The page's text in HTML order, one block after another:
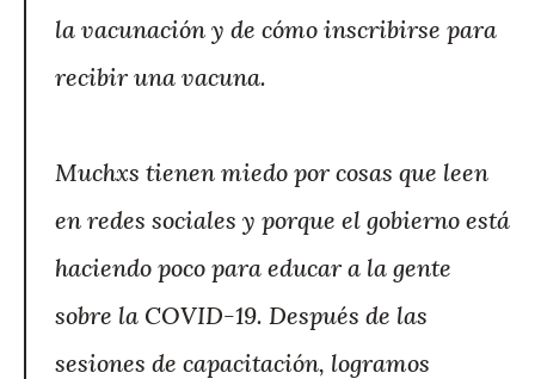
la vacunación y de cómo inscribirse para
recibir una vacuna.
Muchxs tienen miedo por cosas que leen
en redes sociales y porque el gobierno está
haciendo poco para educar a la gente
sobre la COVID-19. Después de las
sesiones de capacitación, logramos